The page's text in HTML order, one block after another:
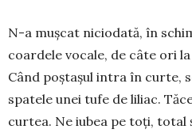
N-a mușcat niciodată, în
coardele vocale, de câte ori
Când poștașul intra în curte,
spatele unei tufe de liliac.
curtea. Ne iubea pe toți, total